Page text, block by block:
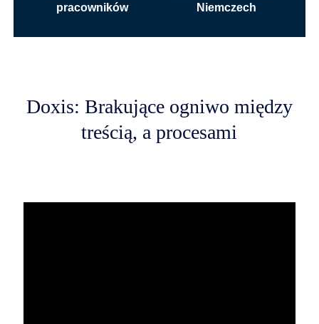
pracowników
Niemczech
Doxis: Brakujące ogniwo między
treścią, a procesami